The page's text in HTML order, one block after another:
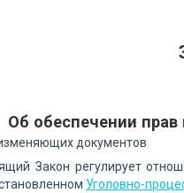
Об обеспечении
документов
Закон регулирует
Уголовно-